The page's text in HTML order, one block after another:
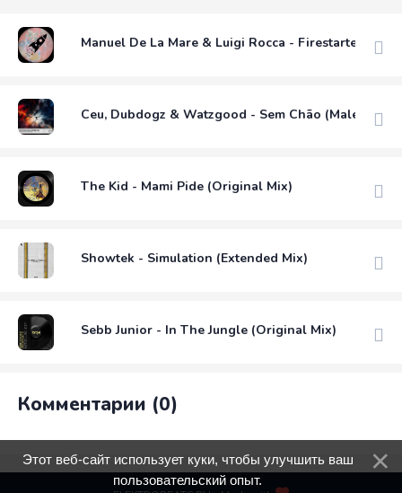
Manuel De La Mare & Luigi Rocca - Firestarter
Ceu, Dubdogz & Watzgood - Sem Chão
The Kid - Mami Pide (Original Mix)
Showtek - Simulation (Extended Mix)
Sebb Junior - In The Jungle (Original Mix)
Комментарии (0)
Этот веб-сайт использует куки, чтобы улучшить ваш
пользовательский опыт.